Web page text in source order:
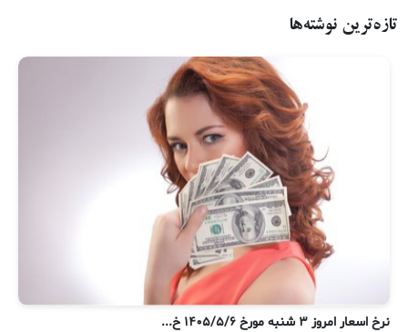
تازه‌ترین نوشته‌ها
نرخ اسعار امروز ۳ شنبه مورخ ۱۴۰۵/۵/۶ خ...